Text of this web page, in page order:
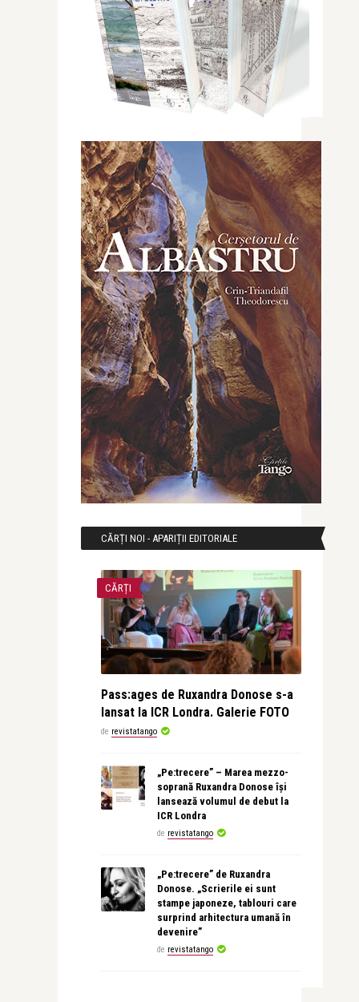
CĂRȚI NOI - APARIȚII EDITORIALE
CĂRȚI
Pass:ages de Ruxandra Donose s-a
lansat la ICR Londra. Galerie FOTO
de revistatango
„Pe:trecere” – Marea mezzo-
soprană Ruxandra Donose își
lansează volumul de debut la
ICR Londra
de revistatango
„Pe:trecere” de Ruxandra
Donose. „Scrierile ei sunt
stampe japoneze, tablouri care
surprind arhitectura umană în
devenire”
de revistatango